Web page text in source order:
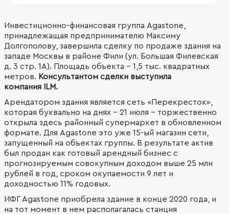
Инвестиционно-финансовая группа Agastone,
принадлежащая предпринимателю Максиму
Долгополову, завершила сделку по продаже здания на
западе Москвы в районе Фили (ул. Большая Филевская
д. 3 стр. 1А). Площадь объекта – 1,5 тыс. квадратных
метров. Консультантом сделки выступила
компания ILM.
Арендатором здания является сеть «Перекресток»,
которая буквально на днях – 21 июля - торжественно
открыла здесь районный супермаркет в обновленном
формате. Для Agastone это уже 15-ый магазин сети,
запущенный на объектах группы. В результате актив
был продан как готовый арендный бизнес с
прогнозируемым совокупным доходом выше 25 млн
рублей в год, сроком окупаемости 9 лет и
доходностью 11% годовых.
ИФГ Agastone приобрела здание в конце 2020 года, и
на тот момент в нем располагалась станция